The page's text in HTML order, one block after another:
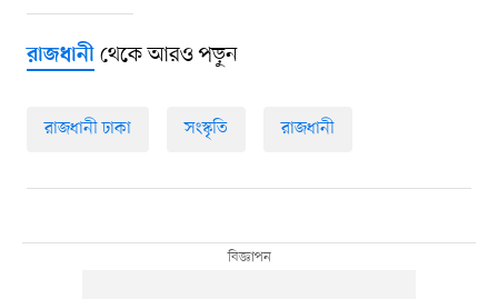
রাজধানীথেকে আরও পড়ুন
রাজধানী ঢাকা সংস্কৃতি রাজধানী